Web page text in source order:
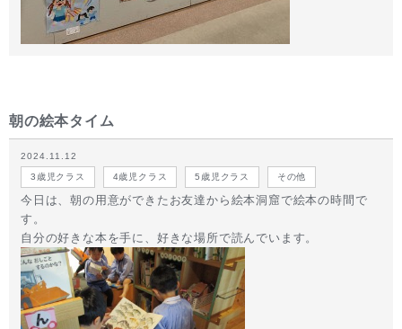
朝の絵本タイム
2024.11.12
3歳児クラス 4歳児クラス 5歳児クラス その他
今日は、朝の用意ができたお友達から絵本洞窟で絵本の時間で
す。
自分の好きな本を手に、好きな場所で読んでいます。